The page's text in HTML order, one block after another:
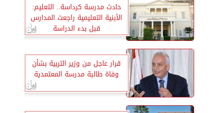
حادث مدرسة كرداسة.. التعليم:
الأبنية التعليمية راجعت المدارس
قبل بدء الدراسة
قرار عاجل من وزير التربية بشأن
وفاة طالبة مدرسة المعتمدية